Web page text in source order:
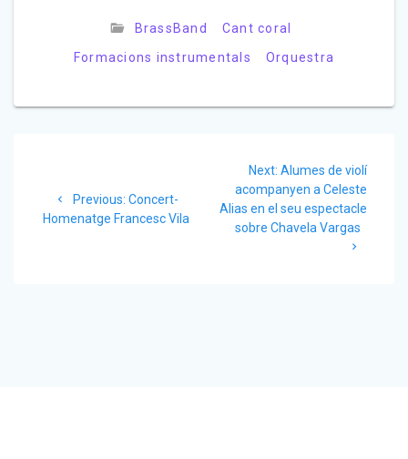
BrassBand
Cant coral
Formacions instrumentals
Orquestra
Previous: Concert-
Homenatge Francesc Vila
Next: Alumes de violí
acompanyen a Celeste
Alias en el seu espectacle
sobre Chavela Vargas